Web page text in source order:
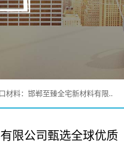
材料：邯郸至臻全宅新材料有限..
限公司甄选全球优质